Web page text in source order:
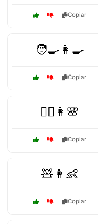
Copiar
🧑‍🍳👩🍳
Copiar
🧘‍♀️👩🌸
Copiar
🧸👩👶
Copiar